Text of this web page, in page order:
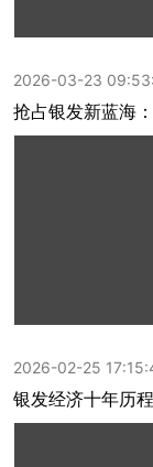
2026-03-23
抢占银发新蓝海
2026-02-25
银发经济十年历